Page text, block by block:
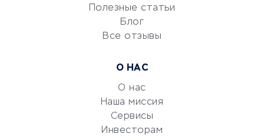
УСЛУГИ ДЛЯ БИЗНЕСА
Полезные статьи
Блог
Все отзывы
О НАС
О нас
Наша миссия
Сервисы
Инвесторам